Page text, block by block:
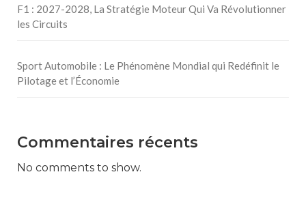
F1 : 2027-2028, La Stratégie Moteur Qui Va Révolutionner
les Circuits
Sport Automobile : Le Phénomène Mondial qui Redéfinit le
Pilotage et l’Économie
Commentaires récents
No comments to show.